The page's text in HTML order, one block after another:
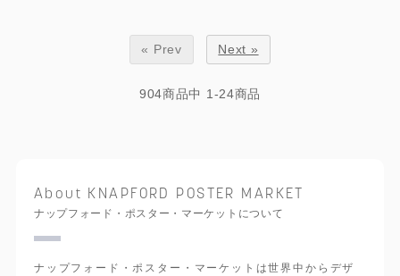
« Prev Next »
904商品中 1-24商品
About KNAPFORD POSTER MARKET
ナップフォード・ポスター・マーケットについて
ナップフォード・ポスター・マーケットは世界中からデザ